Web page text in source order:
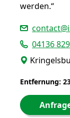
werden.“
04136
Entfernung: